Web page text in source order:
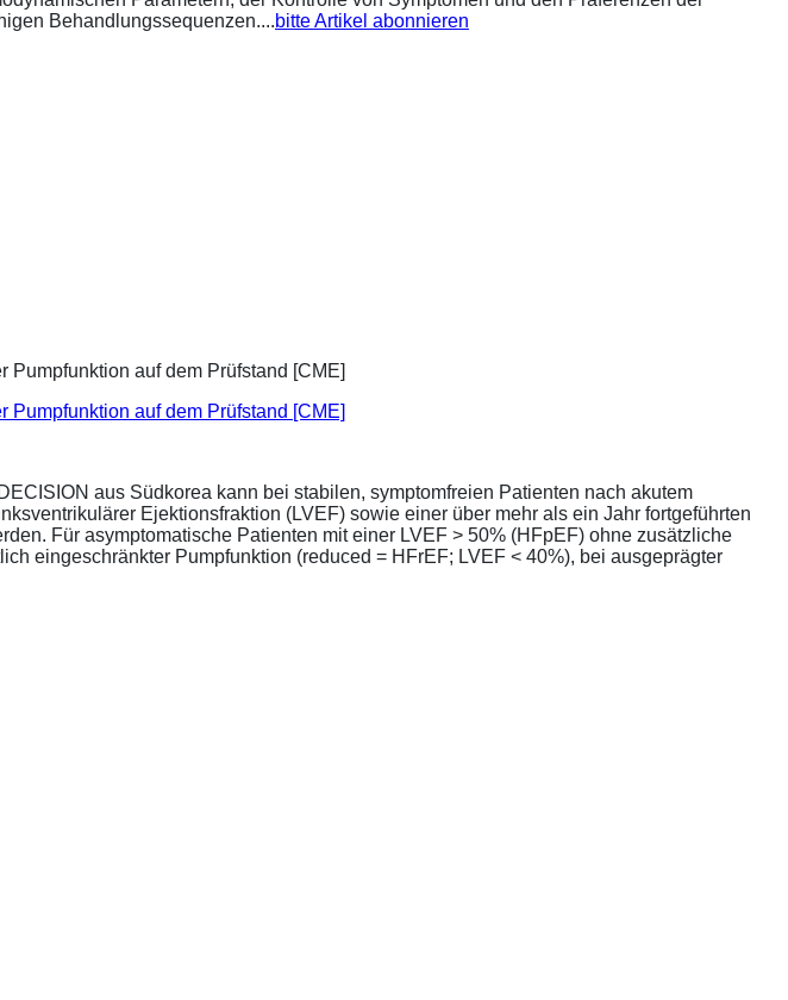
Behandlungssequenzen....bitte Artikel abonnieren
Pumpfunktion auf dem Prüfstand [CME]
aus Südkorea kann bei stabilen, symptomfreien Patienten nach akutem
Ejektionsfraktion (LVEF) sowie einer über mehr als ein Jahr fortgeführten
Für asymptomatische Patienten mit einer LVEF > 50% (HFpEF) ohne zusätzliche
eingeschränkter Pumpfunktion (reduced = HFrEF; LVEF < 40%), bei ausgeprägter